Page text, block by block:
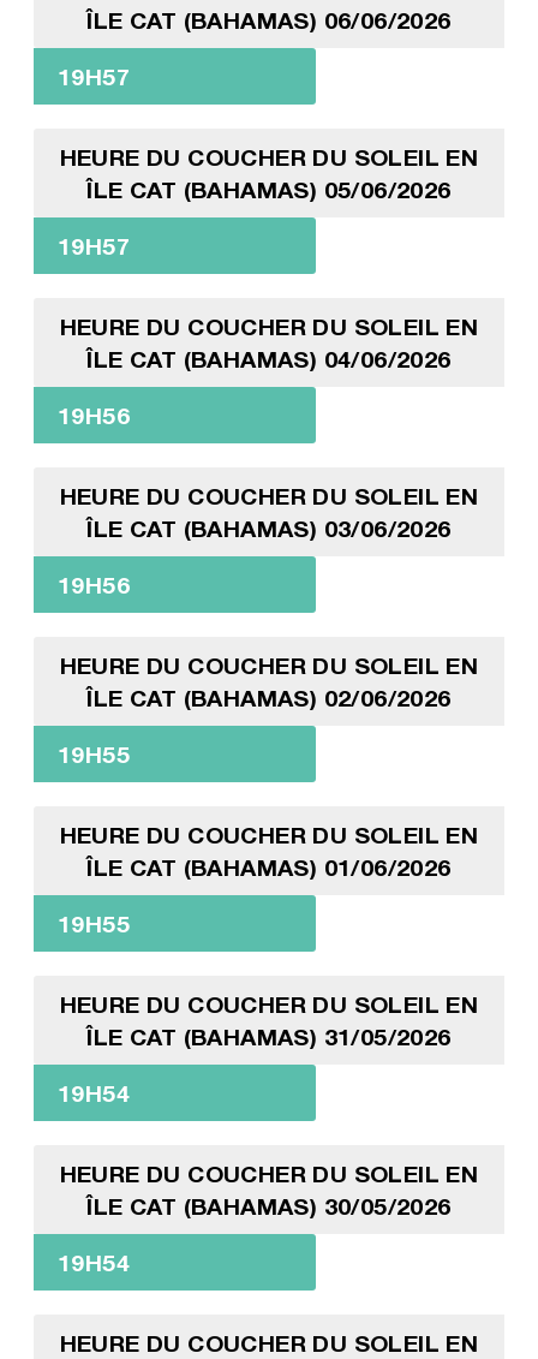
ÎLE CAT (BAHAMAS) 06/06/2026
19H57
HEURE DU COUCHER DU SOLEIL EN
ÎLE CAT (BAHAMAS) 05/06/2026
19H57
HEURE DU COUCHER DU SOLEIL EN
ÎLE CAT (BAHAMAS) 04/06/2026
19H56
HEURE DU COUCHER DU SOLEIL EN
ÎLE CAT (BAHAMAS) 03/06/2026
19H56
HEURE DU COUCHER DU SOLEIL EN
ÎLE CAT (BAHAMAS) 02/06/2026
19H55
HEURE DU COUCHER DU SOLEIL EN
ÎLE CAT (BAHAMAS) 01/06/2026
19H55
HEURE DU COUCHER DU SOLEIL EN
ÎLE CAT (BAHAMAS) 31/05/2026
19H54
HEURE DU COUCHER DU SOLEIL EN
ÎLE CAT (BAHAMAS) 30/05/2026
19H54
HEURE DU COUCHER DU SOLEIL EN